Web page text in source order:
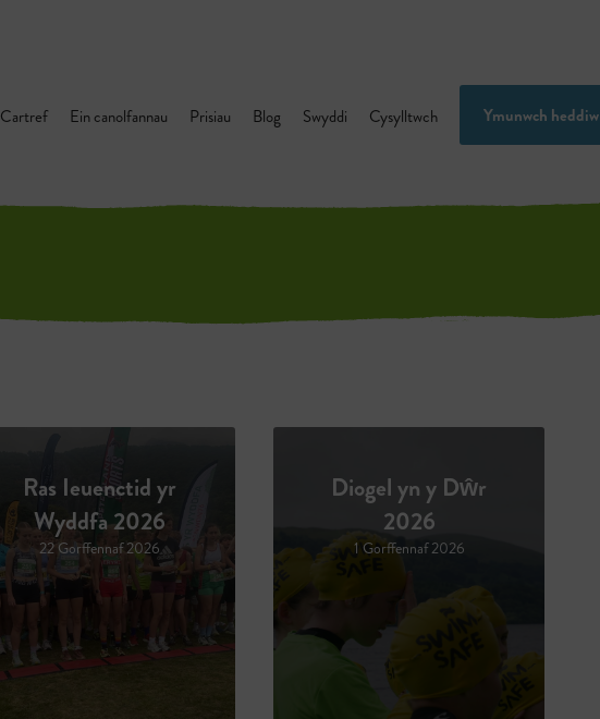
Cartref Ein canolfannau Prisiau Blog Swyddi Cysylltwch Ymunwch heddiw
Ras Ieuenctid yr
Wyddfa 2026
22 Gorffennaf 2026
Diogel yn y Dŵr
2026
1 Gorffennaf 2026